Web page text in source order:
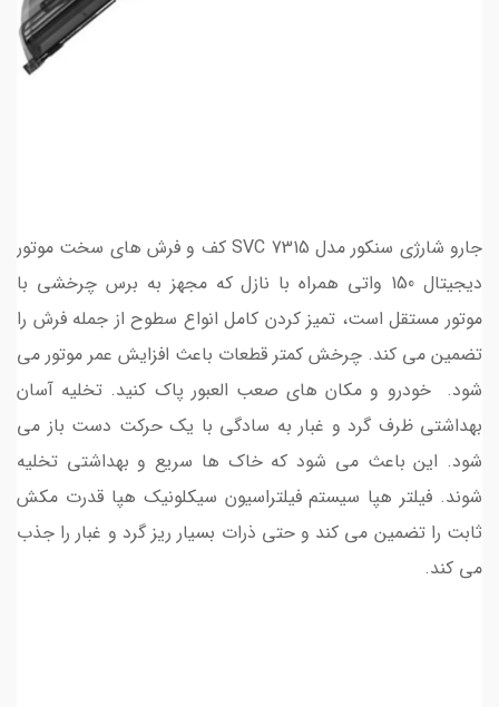
جارو شارژی سنکور مدل SVC 7315 کف و فرش های سخت موتور
دیجیتال 150 واتی همراه با نازل که مجهز به برس چرخشی با
موتور مستقل است، تمیز کردن کامل انواع سطوح از جمله فرش را
تضمین می کند. چرخش کمتر قطعات باعث افزایش عمر موتور می
شود. خودرو و مکان های صعب العبور پاک کنید. تخلیه آسان
بهداشتی ظرف گرد و غبار به سادگی با یک حرکت دست باز می
شود. این باعث می شود که خاک ها سریع و بهداشتی تخلیه
شوند. فیلتر هپا سیستم فیلتراسیون سیکلونیک هپا قدرت مکش
ثابت را تضمین می کند و حتی ذرات بسیار ریز گرد و غبار را جذب
می کند.